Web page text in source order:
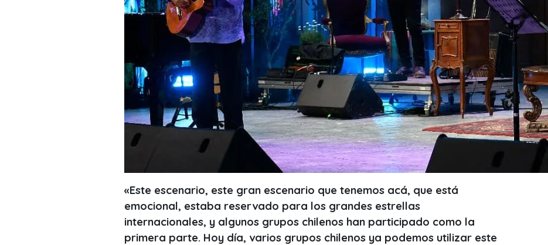
«Este escenario, este gran escenario que tenemos acá, que está
emocional, estaba reservado para los grandes estrellas
internacionales, y algunos grupos chilenos han participado como la
primera parte. Hoy día, varios grupos chilenos ya podemos utilizar este